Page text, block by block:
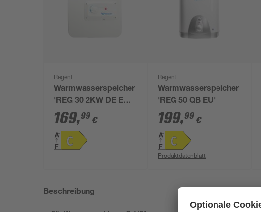
Regent
Warmwasserspeicher
'REG 30 2KW DE EU'
30 l
169,99 €
Regent
Warmwasserspeicher
'REG 50 QB EU'
199,99 €
Produktdatenblatt
Beschreibung